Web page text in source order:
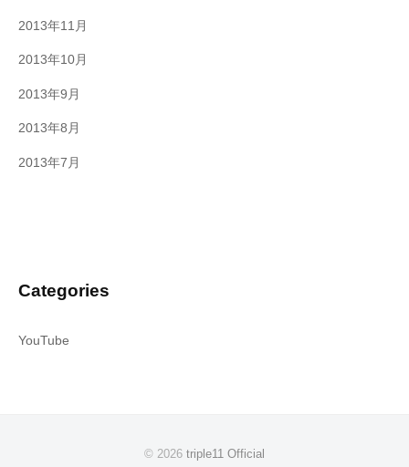
2013年11月
2013年10月
2013年9月
2013年8月
2013年7月
Categories
YouTube
© 2026 triple11 Official